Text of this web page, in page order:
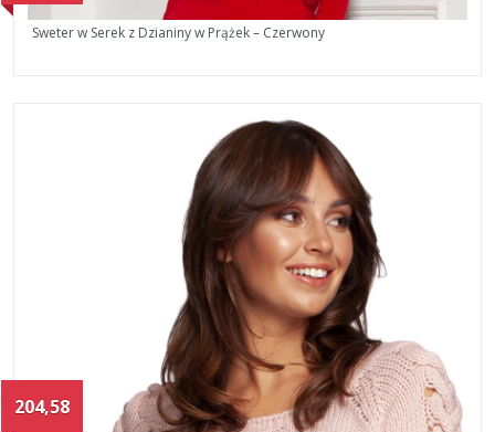
Sweter w Serek z Dzianiny w Prążek – Czerwony
204,58